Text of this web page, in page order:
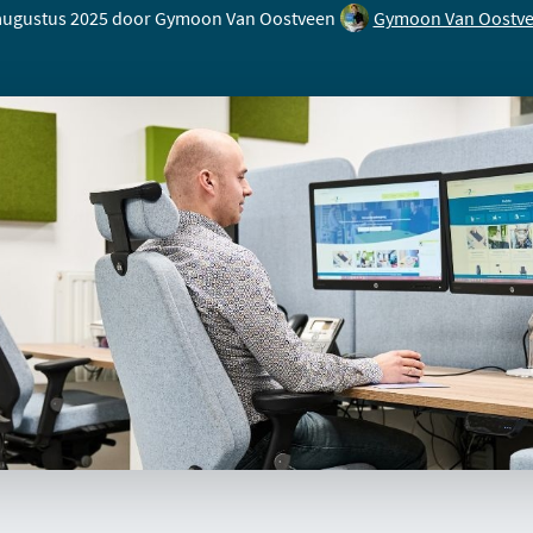
2025 doorGymoon Van Oostveen Gymoon Van